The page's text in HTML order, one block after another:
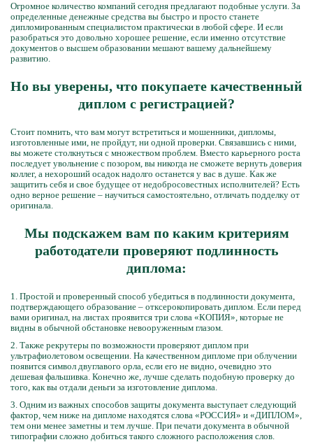
Огромное количество компаний сегодня предлагают подобные услуги. За
определенные денежные средства вы быстро и просто станете
дипломированным специалистом практически в любой сфере. И если
разобраться это довольно хорошее решение, если именно отсутствие
документов о высшем образовании мешают вашему дальнейшему
развитию.
Но вы уверены, что покупаете качественный
диплом с регистрацией?
Стоит помнить, что вам могут встретиться и мошенники, дипломы,
изготовленные ими, не пройдут, ни одной проверки. Связавшись с ними,
вы можете столкнуться с множеством проблем. Вместо карьерного роста
последует увольнение с позором, вы никогда не сможете вернуть доверия
коллег, а нехороший осадок надолго останется у вас в душе. Как же
защитить себя и свое будущее от недобросовестных исполнителей? Есть
одно верное решение – научиться самостоятельно, отличать подделку от
оригинала.
Мы подскажем вам по каким критериям
работодатели проверяют подлинность
диплома:
1. Простой и проверенный способ убедиться в подлинности документа,
подтверждающего образование – отксерокопировать диплом. Если перед
вами оригинал, на листах проявится три слова «КОПИЯ», которые не
видны в обычной обстановке невооруженным глазом.
2. Также рекрутеры по возможности проверяют диплом при
ультрафиолетовом освещении. На качественном дипломе при облучении
появится символ двуглавого орла, если его не видно, очевидно это
дешевая фальшивка. Конечно же, лучше сделать подобную проверку до
того, как вы отдали деньги за изготовление диплома.
3. Одним из важных способов защиты документа выступает следующий
фактор, чем ниже на дипломе находятся слова «РОССИЯ» и «ДИПЛОМ»,
тем они менее заметны и тем лучше. При печати документа в обычной
типографии сложно добиться такого сложного расположения слов.